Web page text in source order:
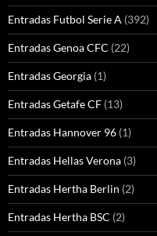
Entradas Futbol Serie A (392)
Entradas Genoa CFC (22)
Entradas Georgia (1)
Entradas Getafe CF (13)
Entradas Hannover 96 (1)
Entradas Hellas Verona (3)
Entradas Hertha Berlin (2)
Entradas Hertha BSC (2)